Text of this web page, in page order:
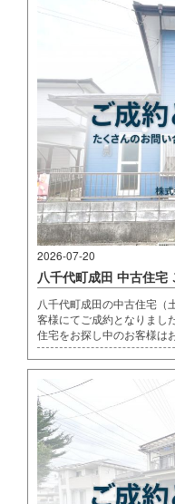
2026-07-20
八千代町成田 中古住宅
八千代町成田の中古住宅（
客様にてご成約となりまし
住宅をお探し中のお客様は